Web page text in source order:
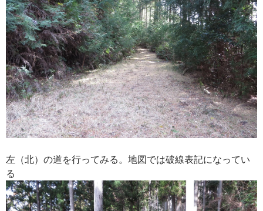
左（北）の道を行ってみる。地図では破線表記になってい
る